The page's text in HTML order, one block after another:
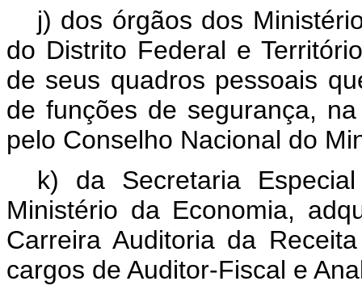
j) dos órgãos dos
do Distrito Federal e
de seus quadros pessoais
de funções de segurança,
pelo Conselho Nacional do
k) da Secretaria
Ministério da Economia,
Carreira Auditoria da
cargos de Auditor-Fiscal e